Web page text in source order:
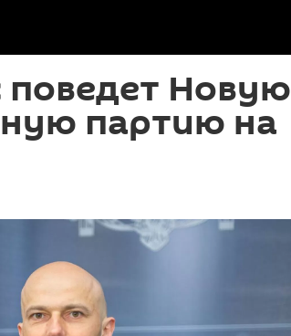
поведет Новую
партию на